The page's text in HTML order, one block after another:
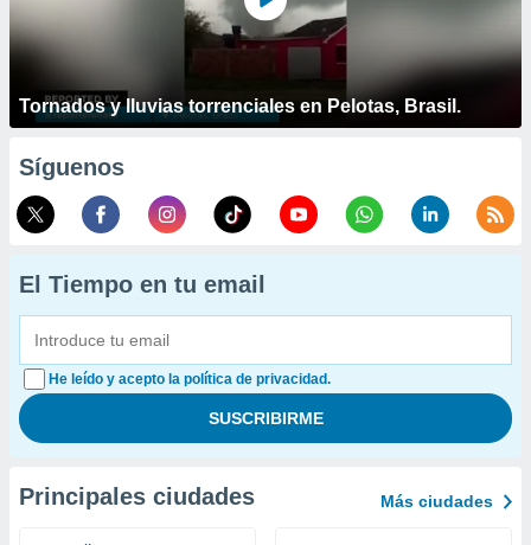
Tornados y lluvias torrenciales en Pelotas, Brasil.
Síguenos
El Tiempo en tu email
He leído y acepto la política de privacidad.
Principales ciudades Más ciudades